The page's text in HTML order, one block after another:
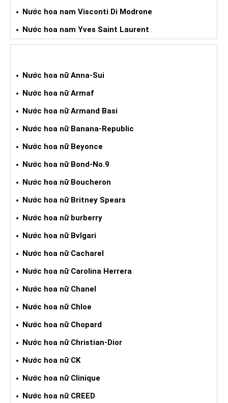
Nước hoa nam Visconti Di Modrone
Nước hoa nam Yves Saint Laurent
Nước hoa nữ Anna-Sui
Nước hoa nữ Armaf
Nước hoa nữ Armand Basi
Nước hoa nữ Banana-Republic
Nước hoa nữ Beyonce
Nước hoa nữ Bond-No.9
Nước hoa nữ Boucheron
Nước hoa nữ Britney Spears
Nước hoa nữ burberry
Nước hoa nữ Bvlgari
Nước hoa nữ Cacharel
Nước hoa nữ Carolina Herrera
Nước hoa nữ Chanel
Nước hoa nữ Chloe
Nước hoa nữ Chopard
Nước hoa nữ Christian-Dior
Nước hoa nữ CK
Nước hoa nữ Clinique
Nước hoa nữ CREED